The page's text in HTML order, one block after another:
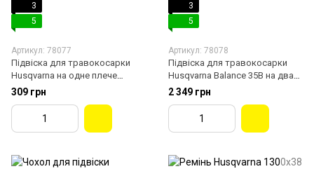
3
5
Артикул: 78077
Підвіска для травокосарки
Husqvarna на одне плече
(5372162-01)
309 грн
3
5
Артикул: 78078
Підвіска для травокосарки
Husqvarna Balance 35B на два
плечі (5372757-05)
2 349 грн